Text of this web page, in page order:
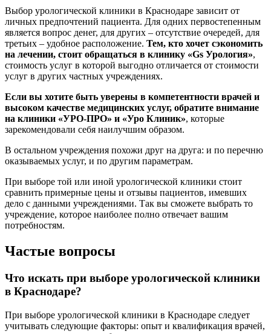
Выбор урологической клиники в Краснодаре зависит от
личных предпочтений пациента. Для одних первостепенным
является вопрос денег, для других – отсутствие очередей, для
третьих – удобное расположение. Тем, кто хочет сэкономить
на лечении, стоит обращаться в клинику «Gs Урология»,
стоимость услуг в которой выгодно отличается от стоимости
услуг в других частных учреждениях.
Если вы хотите быть уверены в компетентности врачей и
высоком качестве медицинских услуг, обратите внимание
на клиники «УРО-ПРО» и «Уро Клиник», которые
зарекомендовали себя наилучшим образом.
В остальном учреждения похожи друг на друга: и по перечню
оказываемых услуг, и по другим параметрам.
При выборе той или иной урологической клиники стоит
сравнить примерные цены и отзывы пациентов, имевших
дело с данными учреждениями. Так вы сможете выбрать то
учреждение, которое наиболее полно отвечает вашим
потребностям.
Частые вопросы
Что искать при выборе урологической клиники
в Краснодаре?
При выборе урологической клиники в Краснодаре следует
учитывать следующие факторы: опыт и квалификация врачей,